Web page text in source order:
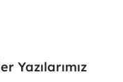
Yazılarımız